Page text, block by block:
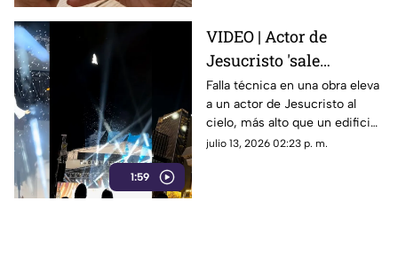
1:59
VIDEO | Actor de
Jesucristo 'sale
volando' al cielo por
falla técnica en plena
obra
Falla técnica en una obra eleva
a un actor de Jesucristo al
cielo, más alto que un edificio.
El video es viral por su
julio 13, 2026 02:23 p. m.